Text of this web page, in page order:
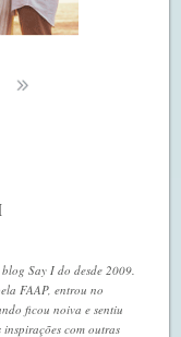
Say I do desde 2009.
FAAP, entrou no
ficou noiva e sentiu
inspirações com outras